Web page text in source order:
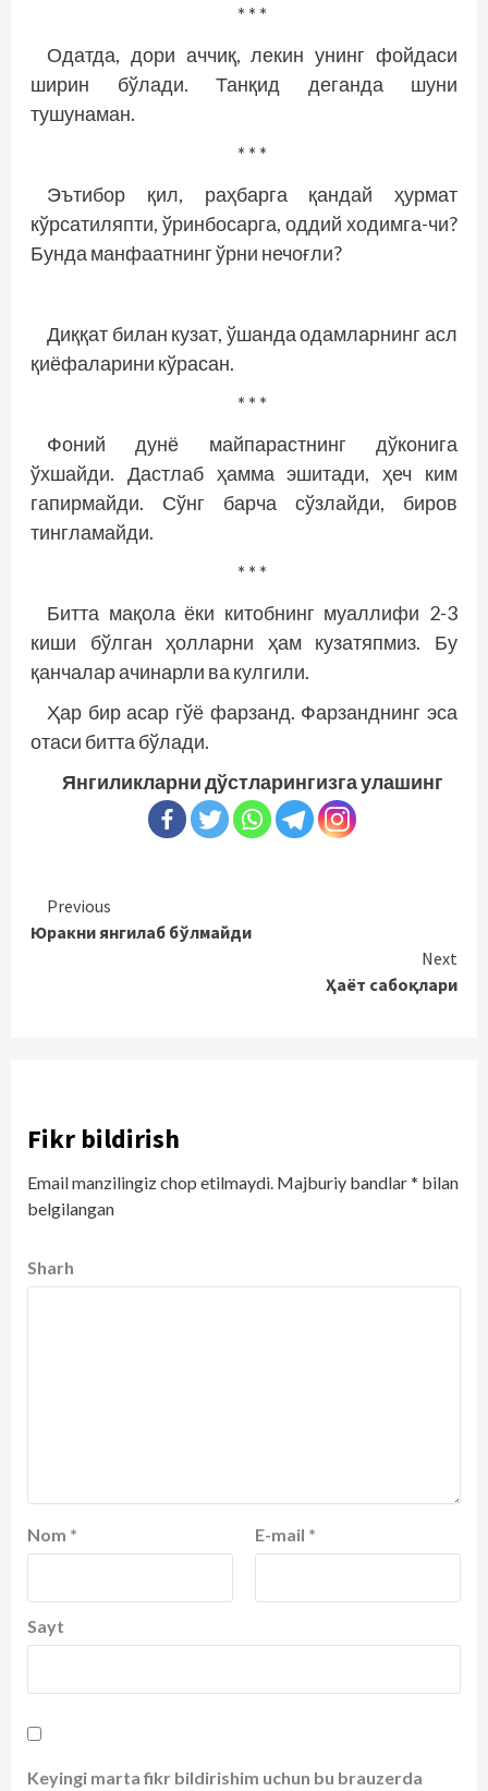
* * *
Одатда, дори аччиқ, лекин унинг фойдаси
ширин бўлади. Танқид деганда шуни
тушунаман.
* * *
Эътибор қил, раҳбарга қандай ҳурмат
кўрсатиляпти, ўринбосарга, оддий ходимга-чи?
Бунда манфаатнинг ўрни нечоғли?
Диққат билан кузат, ўшанда одамларнинг асл
қиёфаларини кўрасан.
* * *
Фоний дунё майпарастнинг дўконига
ўхшайди. Дастлаб ҳамма эшитади, ҳеч ким
гапирмайди. Сўнг барча сўзлайди, биров
тингламайди.
* * *
Битта мақола ёки китобнинг муаллифи 2-3
киши бўлган ҳолларни ҳам кузатяпмиз. Бу
қанчалар ачинарли ва кулгили.
Ҳар бир асар гўё фарзанд. Фарзанднинг эса
отаси битта бўлади.
Янгиликларни дўстларингизга улашинг
Continue
Reading
Previous
Юракни янгилаб бўлмайди
Next
Ҳаёт сабоқлари
Fikr bildirish
Email manzilingiz chop etilmaydi. Majburiy bandlar* bilan
belgilangan
Sharh
Nom * E-mail *
Sayt
Keyingi marta fikr bildirishim uchun bu brauzerda